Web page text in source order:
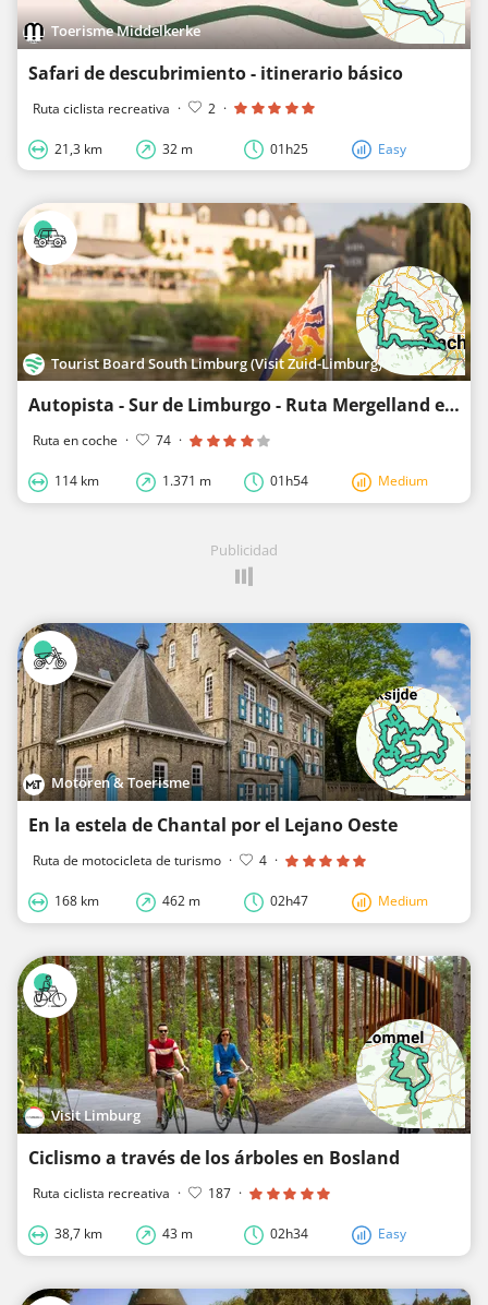
Toerisme Middelkerke
Safari de descubrimiento - itinerario básico
Ruta ciclista recreativa · 2 ·
21,3 km 32 m 01h25 Easy
Tourist Board South Limburg (Visit Zuid-Limburg)
Autopista - Sur de Limburgo - Ruta Mergelland en coche
Ruta en coche · 74 ·
114 km 1.371 m 01h54 Medium
Publicidad
Motoren & Toerisme
En la estela de Chantal por el Lejano Oeste
Ruta de motocicleta de turismo · 4 ·
168 km 462 m 02h47 Medium
Visit Limburg
Ciclismo a través de los árboles en Bosland
Ruta ciclista recreativa · 187 ·
38,7 km 43 m 02h34 Easy